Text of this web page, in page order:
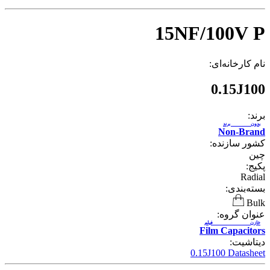
15NF/100V P
نام کارخانه‌ای:
0.15J100
برند:
Non-Brand
بدون برند
کشور سازنده:
چین
پکیج:
Radial
بسته‌بندی:
Bulk
عنوان گروه:
Film Capacitors
خازن فیلم
دیتاشیت:
0.15J100 Datasheet